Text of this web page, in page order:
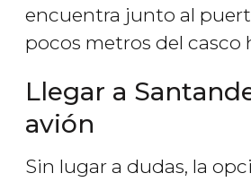
encuentra junto al
pocos metros del casco
Llegar a
avión
Sin lugar a dudas, la